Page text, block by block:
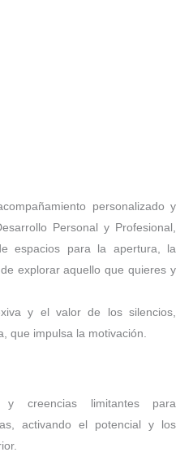
personalizado y
Personal y Profesional,
espacios para la apertura, la
explorar aquello que quieres y
y el valor de los silencios,
que impulsa la motivación.
y creencias limitantes para
activando el potencial y los